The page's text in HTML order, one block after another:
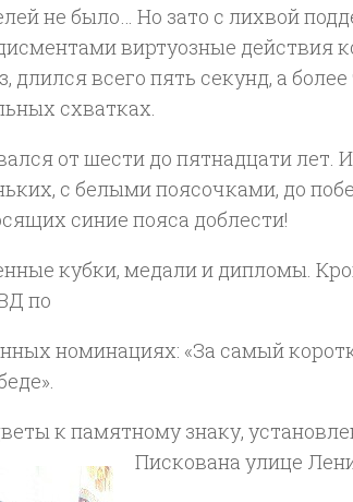
не было… Но зато с лихвой
виртуозные действия
всего пять секунд, а
схватках.
от шести до пятнадцати лет.
с белыми поясочками, до
синие пояса доблести!
кубки, медали и дипломы.
по
номинациях: «За самый
к памятному знаку,
Пискована улице